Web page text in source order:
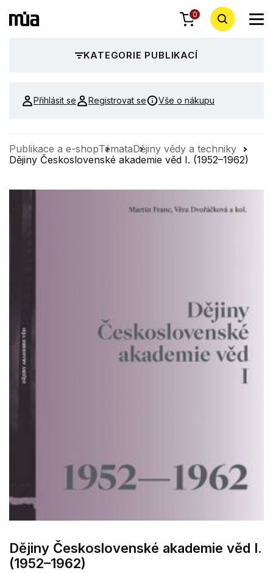
0
KATEGORIE PUBLIKACÍ
Přihlásit se Registrovat se Vše o nákupu
Publikace a e-shopTémataDějiny vědy a techniky
Dějiny Československé akademie věd I. (1952–1962)
Dějiny Československé akademie věd I.
(1952–1962)